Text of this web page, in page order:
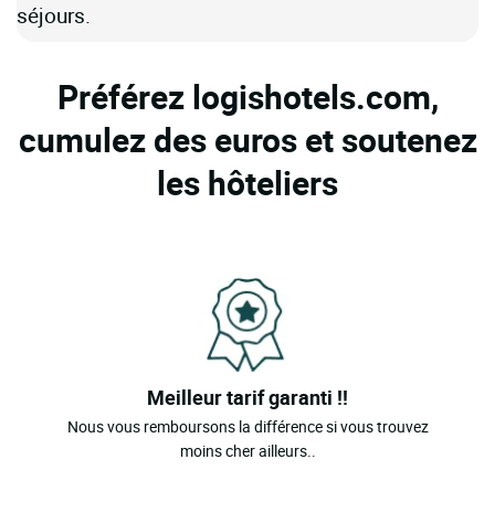
séjours.
Préférez logishotels.com,
cumulez des euros et soutenez
les hôteliers
Meilleur tarif garanti !!
Nous vous remboursons la différence si vous trouvez
moins cher ailleurs..